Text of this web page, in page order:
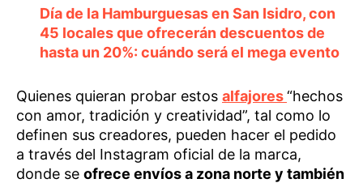
Día de la Hamburguesas en San Isidro, con
45 locales que ofrecerán descuentos de
hasta un 20%: cuándo será el mega evento
Quienes quieran probar estos alfajores“hechos
con amor, tradición y creatividad”, tal como lo
definen sus creadores, pueden hacer el pedido
a través del Instagram oficial de la marca,
donde se ofrece envíos a zona norte y también